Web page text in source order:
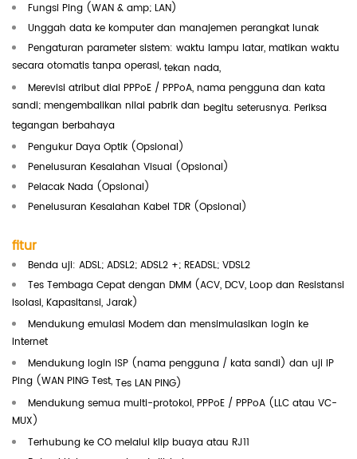
Fungsi Ping (WAN & amp; LAN)
Unggah data ke komputer dan manajemen perangkat lunak
Pengaturan parameter sistem: waktu lampu latar, matikan waktu
secara otomatis tanpa operasi, tekan nada,
Merevisi atribut dial PPPoE / PPPoA, nama pengguna dan kata
sandi; mengembalikan nilai pabrik dan begitu seterusnya. Periksa
tegangan berbahaya
Pengukur Daya Optik (Opsional)
Penelusuran Kesalahan Visual (Opsional)
Pelacak Nada (Opsional)
Penelusuran Kesalahan Kabel TDR (Opsional)
fitur
Benda uji: ADSL; ADSL2; ADSL2 +; READSL; VDSL2
Tes Tembaga Cepat dengan DMM (ACV, DCV, Loop dan Resistansi
Isolasi, Kapasitansi, Jarak)
Mendukung emulasi Modem dan mensimulasikan login ke
Internet
Mendukung login ISP (nama pengguna / kata sandi) dan uji IP
Ping (WAN PING Test, Tes LAN PING)
Mendukung semua multi-protokol, PPPoE / PPPoA (LLC atau VC-
MUX)
Terhubung ke CO melalui klip buaya atau RJ11